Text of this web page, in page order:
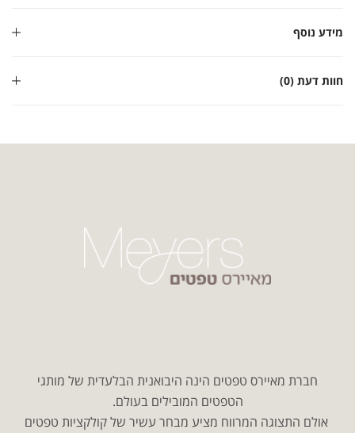
מידע נוסף
חוות דעת (0)
חברת מאיירס טפטים הינה היבואנית הבלעדית של מותגי
הטפטים המובילים בעולם.
אולם התצוגה המרווח מציע מבחר עשיר של קולקציות טפטים